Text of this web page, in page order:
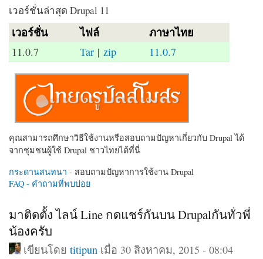
เวอร์ชั่นล่าสุด Drupal 11
เวอร์ชั่น ไฟล์ ภาษาไทย
11.0.7 Tar | zip 11.0.7
คุณสามารถศึกษาวิธีใช้งานหรือสอบถามปัญหาเกี่ยวกับ Drupal ได้
จากชุมชนผู้ใช้ Drupal ชาวไทยได้ที่นี่
กระดานสนทนา - สอบถามปัญหาการใช้งาน Drupal
FAQ - คำถามที่พบบ่อย
มาติดตั้ง ไลน์ Line กดแชร์กันบน Drupalกันทั่วพี่
น้องครับ
เขียนโดย titipun เมื่อ 30 สิงหาคม, 2015 - 08:04